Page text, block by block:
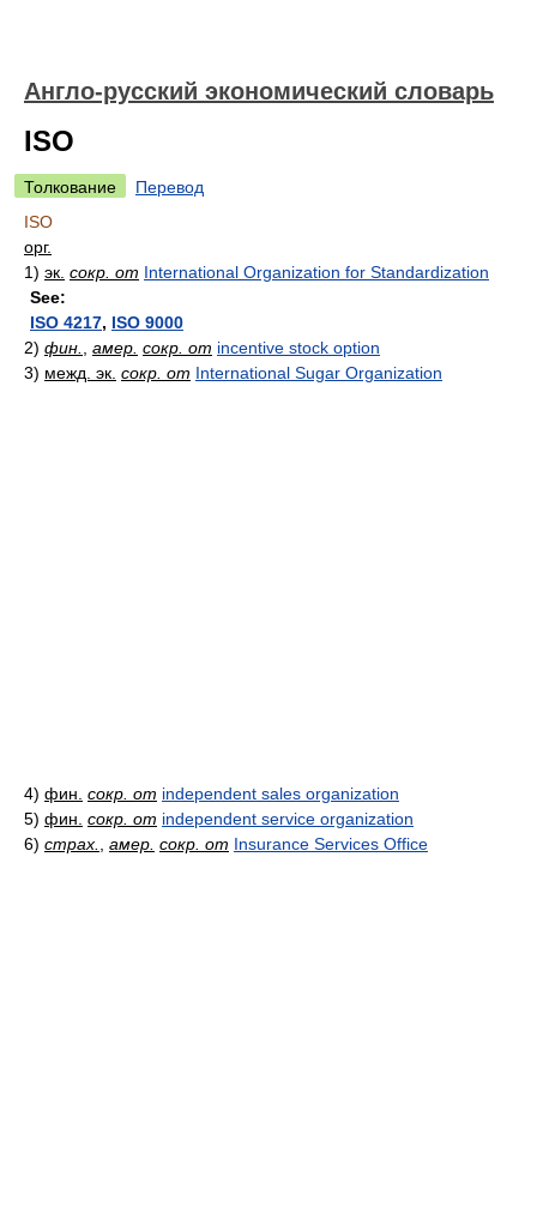
Англо-русский экономический словарь
ISO
Толкование
Перевод
ISO
орг.
1) эк. сокр. от International Organization for Standardization
See:
ISO 4217, ISO 9000
2) фин. амер. сокр. от incentive stock option
3) межд. эк. сокр. от International Sugar Organization
4) фин. сокр. от independent sales organization
5) фин. сокр. от independent service organization
6) страх. амер. сокр. от Insurance Services Office